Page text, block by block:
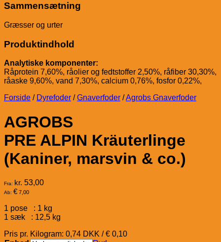
Sammensætning
Græsser og urter
Produktindhold
Analytiske komponenter:
Råprotein 7,60%, råolier og fedtstoffer 2,50%, råfiber 30,30%,
råaske 9,60%, vand 7,30%, calcium 0,76%, fosfor 0,22%,
Forside / Dyrefoder / Gnaverfoder /Agrobs Gnaverfoder
AGROBS
PRE ALPIN Kräuterlinge
(Kaniner, marsvin & co.)
Fra: kr. 53,00
Ab: € 7,00
1 pose : 1 kg
1 sæk : 12,5 kg
Pris pr. Kilogram: 0,74 DKK / € 0,10